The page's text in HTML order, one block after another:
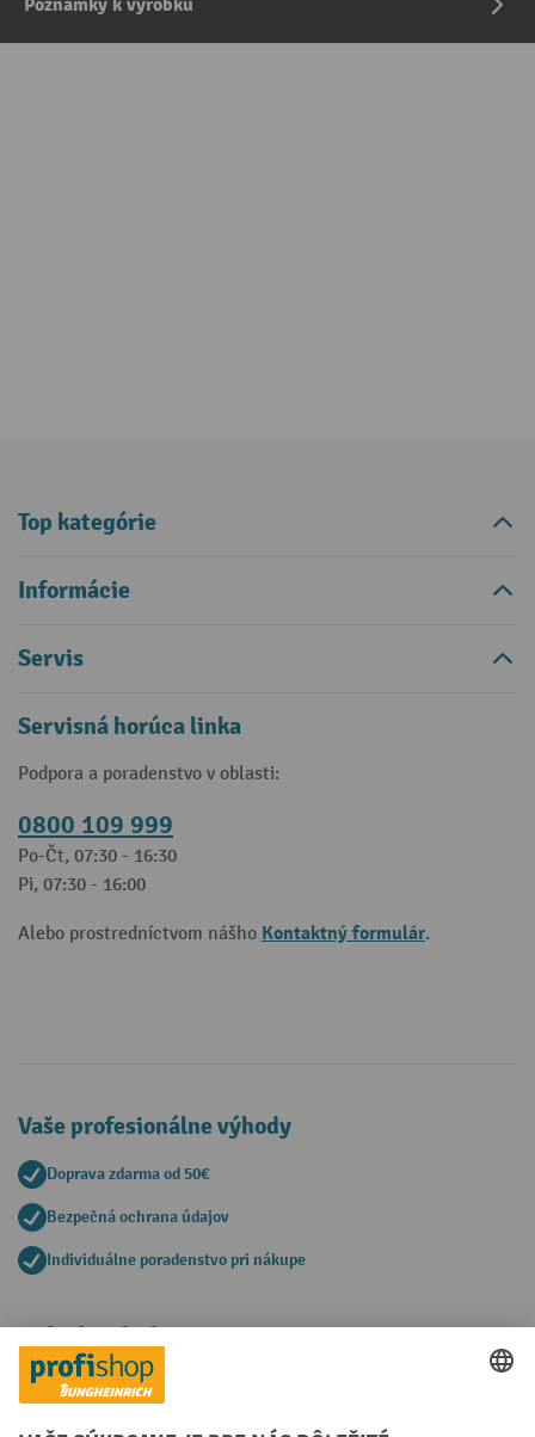
Poznámky k výrobku
Top kategórie
Informácie
Servis
Servisná horúca linka
Podpora a poradenstvo v oblasti:
0800 109 999
Po-Čt, 07:30 - 16:30
Pi, 07:30 - 16:00
Alebo prostredníctvom nášho Kontaktný formulár.
Vaše profesionálne výhody
Doprava zdarma od 50€
Bezpečná ochrana údajov
Individuálne poradenstvo pri nákupe
Spôsoby platby
Creditcard (Master)Creditcard (Visa)